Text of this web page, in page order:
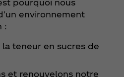
pourquoi nous
environnement
:
la teneur en sucres de
et renouvelons notre